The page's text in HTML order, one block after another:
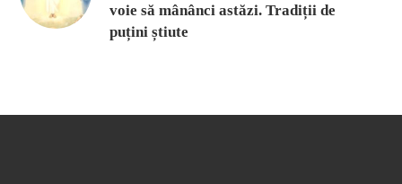
voie să mânânci astăzi. Tradiții de
puțini știute